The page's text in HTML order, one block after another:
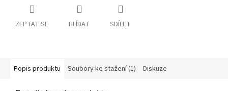
ZEPTAT SE HLÍDAT SDÍLET
Popis produktu Soubory ke stažení (1) Diskuze